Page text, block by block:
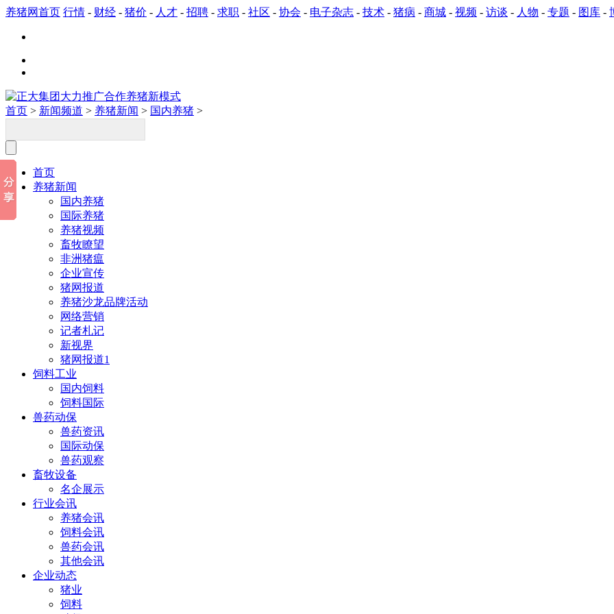
养猪网首页 行情 - 财经 - 猪价 - 人才 - 招聘 - 求职 - 社区 - 协会 - 电子杂志 - 技术 - 猪病 - 商城 - 视频 - 访谈 - 人物 - 专题 - 图库 -
首页 > 新闻频道 > 养猪新闻 > 国内养猪 >
首页
养猪新闻
国内养猪
国际养猪
养猪视频
畜牧瞭望
非洲猪瘟
企业宣传
猪网报道
养猪沙龙品牌活动
网络营销
记者札记
新视界
猪网报道1
饲料工业
国内饲料
饲料国际
兽药动保
兽药资讯
国际动保
兽药观察
畜牧设备
名企展示
行业会讯
养猪会讯
饲料会讯
兽药会讯
其他会讯
企业动态
猪业
饲料